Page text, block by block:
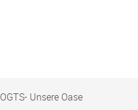
OGTS- Unsere Oase